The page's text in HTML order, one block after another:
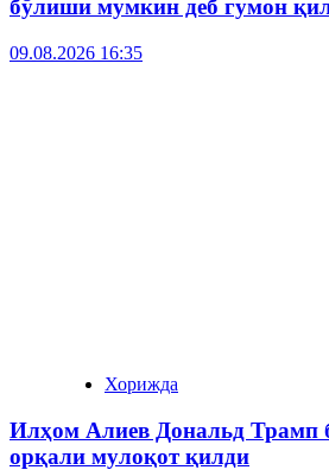
бўлиши мумкин деб гумон
09.08.2026 16:35
Хорижда
Илҳом Алиев Дональд Трамп
орқали мулоқот қилди